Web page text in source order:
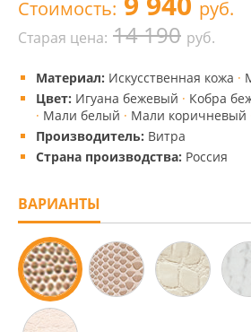
Стоимость: руб.
Старая цена: 14 190 руб.
Материал: Искусственная кожа ·
Цвет: Игуана бежевый · Кобра
· Мали белый · Мали коричневый
Производитель: Витра
Страна производства: Россия
ВАРИАНТЫ